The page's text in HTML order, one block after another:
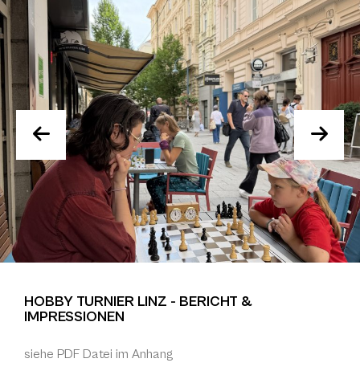
HOBBY TURNIER LINZ - BERICHT &
IMPRESSIONEN
siehe PDF Datei im Anhang